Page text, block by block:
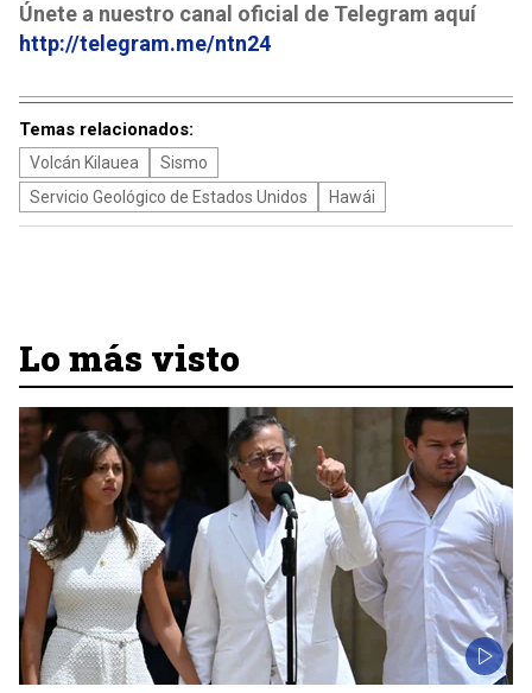
Únete a nuestro canal oficial de Telegram aquí
http://telegram.me/ntn24
Temas relacionados:
Volcán Kilauea
Sismo
Servicio Geológico de Estados Unidos
Hawái
Lo más visto